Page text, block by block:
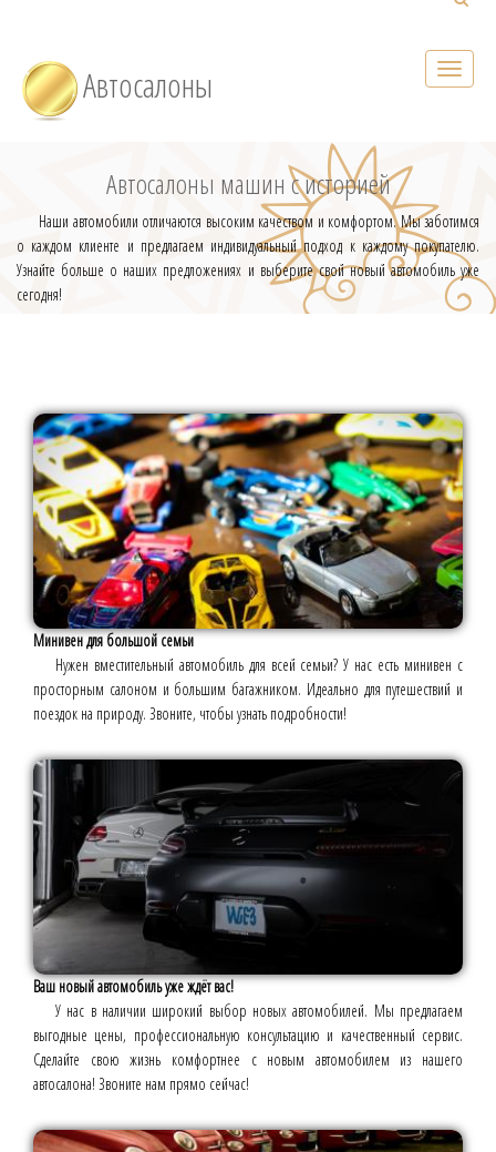
Автосалоны
Автосалоны машин с историей
Наши автомобили отличаются высоким качеством и комфортом. Мы заботимся
о каждом клиенте и предлагаем индивидуальный подход к каждому покупателю.
Узнайте больше о наших предложениях и выберите свой новый автомобиль уже
сегодня!
Минивен для большой семьи
Нужен вместительный автомобиль для всей семьи? У нас есть минивен с
просторным салоном и большим багажником. Идеально для путешествий и
поездок на природу. Звоните, чтобы узнать подробности!
Ваш новый автомобиль уже ждёт вас!
У нас в наличии широкий выбор новых автомобилей. Мы предлагаем
выгодные цены, профессиональную консультацию и качественный сервис.
Сделайте свою жизнь комфортнее с новым автомобилем из нашего
автосалона! Звоните нам прямо сейчас!